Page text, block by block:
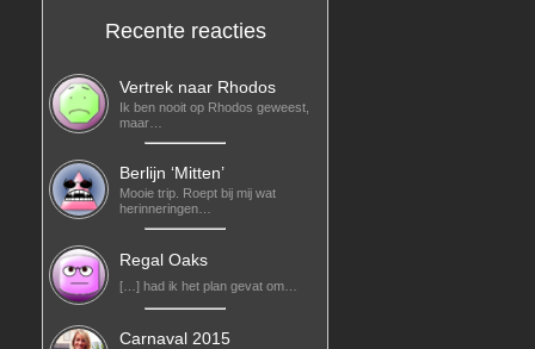
Recente reacties
Vertrek naar Rhodos
Ik ben nooit op Rhodos geweest,
maar…
Berlijn ‘Mitten’
Mooie trip. Roept bij mij wat
herinneringen…
Regal Oaks
[…] had ik het plan gevat om…
Carnaval 2015